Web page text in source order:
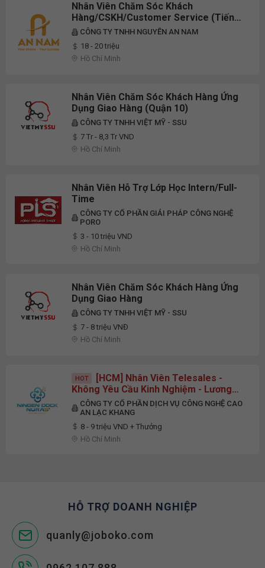
Nhân Viên Chăm Sóc Khách
Hàng/CSKH/Customer Service (Tiếng
Trung) - Không Yêu Cầu Kinh Nghiệm -
Thu Nhập Đến 20 Triệu - Đi Làm Ngay
(Quận 11)
CÔNG TY TNHH NGUYỄN AN NAM
18 - 20 triệu
Hồ Chí Minh
Nhân Viên Chăm Sóc Khách Hàng Ứng
Dụng Giao Hàng (Quận 10)
CÔNG TY TNHH VIỆT MỸ - SSU
7 Tr - 8,3 Tr VND
Hồ Chí Minh
Nhân Viên Hỗ Trợ Lớp Học Intern/Full-
Time
CÔNG TY CỔ PHẦN GIẢI PHÁP CÔNG NGHỆ
PORO
3 - 10 triệu VND
Hồ Chí Minh
Nhân Viên Chăm Sóc Khách Hàng Ứng
Dụng Giao Hàng
CÔNG TY TNHH VIỆT MỸ - SSU
7 - 8 triệu VNĐ
Hồ Chí Minh
HOT
[HCM] Nhân Viên Telesales -
Không Yêu Cầu Kinh Nghiệm - Lương
Cứng Từ 8 Triệu - Đi Làm Ngay
CÔNG TY CỔ PHẦN DỊCH VỤ CÔNG NGHỆ CAO
AN LẠC KHANG
8 - 9 triệu VND + Thưởng
Hồ Chí Minh
HỖ TRỢ DOANH NGHIỆP
quanly@joboko.com